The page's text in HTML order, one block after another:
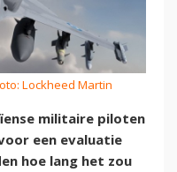
Lockheed Martin
militaire piloten
een evaluatie
hoe lang het zou